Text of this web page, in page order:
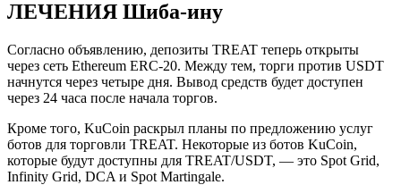
ЛЕЧЕНИЯ Шиба-ину
Согласно объявлению, депозиты TREAT теперь открыты
через сеть Ethereum ERC-20. Между тем, торги против USDT
начнутся через четыре дня. Вывод средств будет доступен
через 24 часа после начала торгов.
Кроме того, KuCoin раскрыл планы по предложению услуг
ботов для торговли TREAT. Некоторые из ботов KuCoin,
которые будут доступны для TREAT/USDT, — это Spot Grid,
Infinity Grid, DCA и Spot Martingale.